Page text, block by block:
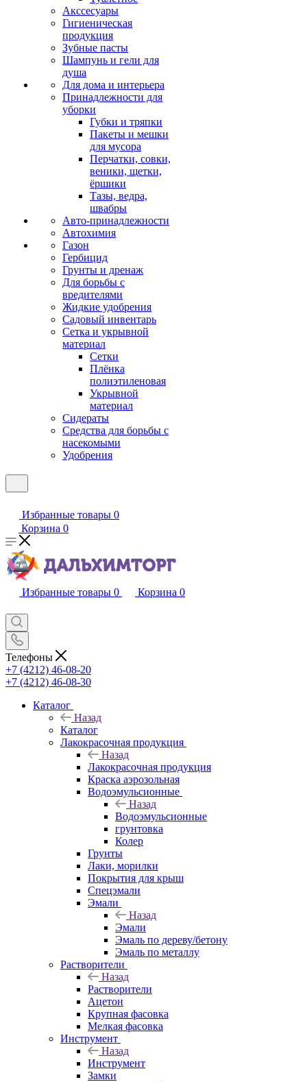
Акссесуары
Гигиеническая
продукция
Зубные пасты
Шампунь и гели для
душа
Для дома и интерьера
Принадлежности для
уборки
Губки и тряпки
Пакеты и мешки
для мусора
Перчатки, совки,
веники, щетки,
ёршики
Тазы, ведра,
швабры
Авто-принадлежности
Автохимия
Газон
Гербицид
Грунты и дренаж
Для борьбы с
вредителями
Жидкие удобрения
Садовый инвентарь
Сетка и укрывной
материал
Сетки
Плёнка
полиэтиленовая
Укрывной
материал
Сидераты
Средства для борьбы с
насекомыми
Удобрения
Избранные товары 0
Корзина 0
Избранные товары 0 Корзина 0
Телефоны
+7 (4212) 46-08-20
+7 (4212) 46-08-30
Каталог
Назад
Каталог
Лакокрасочная продукция
Назад
Лакокрасочная продукция
Краска аэрозольная
Водоэмульсионные
Назад
Водоэмульсионные
грунтовка
Колер
Грунты
Лаки, морилки
Покрытия для крыш
Спецэмали
Эмали
Назад
Эмали
Эмаль по дереву/бетону
Эмаль по металлу
Растворители
Назад
Растворители
Ацетон
Крупная фасовка
Мелкая фасовка
Инструмент
Назад
Инструмент
Замки